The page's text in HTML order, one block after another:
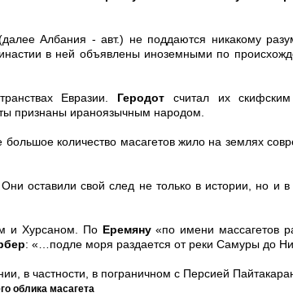
Албания - авт.) не поддаются никакому
в ней объявлены иноземными по
Евразии. Геродот считал их
признаны ираноязычным народом.
количество масагетов жило на землях
оставили свой след не только в истории, но и
и Хурсаном. По Еремяну«по имени массагетов
: «…подле моря раздается от реки Самуры до
в частности, в пограничном с Персией
облика масагета